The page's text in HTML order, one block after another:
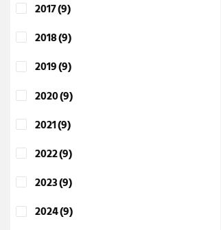
2017(9)
2018(9)
2019(9)
2020(9)
2021(9)
2022(9)
2023(9)
2024(9)